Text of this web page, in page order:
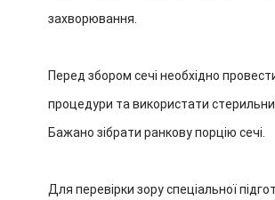
захворювання.
Перед збором сечі необхідно провести
процедури та використати
Бажано зібрати ранкову порцію сечі.
Для перевірки зору спеціальної